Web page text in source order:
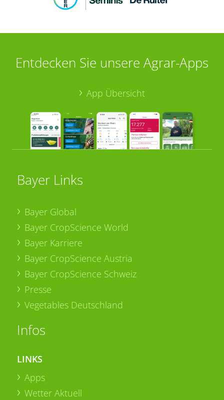
Entdecken Sie unsere Agrar-Apps
App Übersicht
Bayer Links
Bayer Global
Bayer CropScience World
Bayer Karriere
Bayer CropScience Austria
Bayer CropScience Schweiz
Presse
Vegetables Deutschland
Infos
LINKS
Apps
Wetter Aktuell